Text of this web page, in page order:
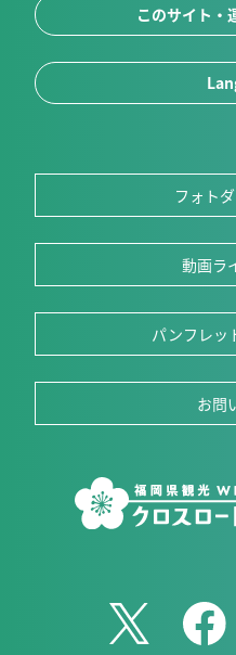
このサイト・
フォト
動画ラ
パンフレッ
お問